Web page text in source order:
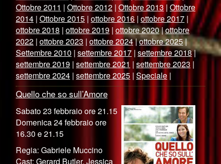
Ottobre 2011 | Ottobre 2012 | Ottobre 2013|Ottobre
2014 | Ottobre 2015 | ottobre 2016| ottobre 2017 |
ottobre 2018 | ottobre 2019 | ottobre 2020|ottobre
2022 | ottobre 2023 | ottobre 2024|ottobre 2025|
Settembre 2010 | settembre 2017 | settembre 2018|
settembre 2019 | settembre 2021 | settembre 2023 |
settembre 2024 | settembre 2025 | Speciale |
Quello che so sull’Amore
Sabato 23 febbraio ore 21.15
Domenica 24 febbraio ore
16.30 e 21.15
Regia: Gabriele Muccino
Cast: Gerard Butler, Jessica